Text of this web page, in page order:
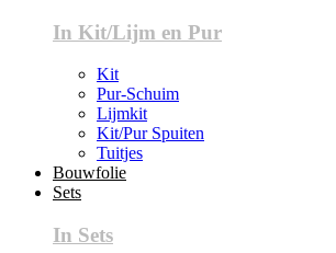
In Kit/Lijm en Pur
Kit
Pur-Schuim
Lijmkit
Kit/Pur Spuiten
Tuitjes
Bouwfolie
Sets
In Sets